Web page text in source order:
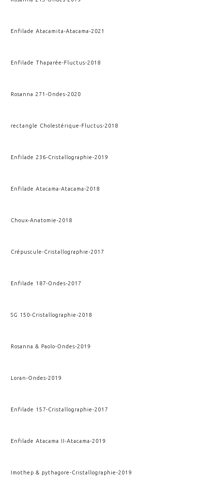
Enfilade Atacamita-Atacama-2021
Enfilade Thaparée-Fluctus-2018
Rosanna 271-Ondes-2020
rectangle Cholestérique-Fluctus-2018
Enfilade 236-Cristallographie-2019
Enfilade Atacama-Atacama-2018
Choux-Anatomie-2018
Crépuscule-Cristallographie-2017
Enfilade 187-Ondes-2017
SG 150-Cristallographie-2018
Rosanna & Paolo-Ondes-2019
Loran-Ondes-2019
Enfilade 157-Cristallographie-2017
Enfilade Atacama II-Atacama-2019
Imothep & pythagore-Cristallographie-2019